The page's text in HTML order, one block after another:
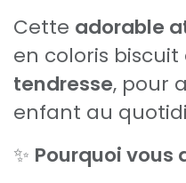
Cette adorable
en coloris biscuit
tendresse, pour
enfant au
✨ Pourquoi vous